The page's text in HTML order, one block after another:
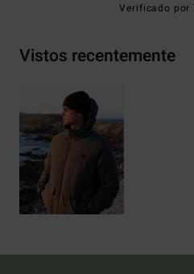
Verificado por
Vistos recentemente